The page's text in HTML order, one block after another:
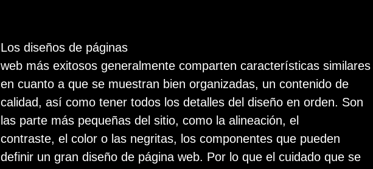
Los diseños de páginas
web más exitosos generalmente comparten características similares
en cuanto a que se muestran bien organizadas, un contenido de
calidad, así como tener todos los detalles del diseño en orden. Son
las parte más pequeñas del sitio, como la alineación, el
contraste, el color o las negritas, los componentes que pueden
definir un gran diseño de página web. Por lo que el cuidado que se